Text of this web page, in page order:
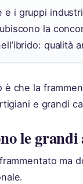
e i gruppi
la
qualità
è che la
e grandi
le
ma